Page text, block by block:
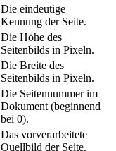
Die eindeutige
Kennung der Seite.
Die Höhe des
Seitenbilds in Pixeln.
Die Breite des
Seitenbilds in Pixeln.
Die Seitennummer im
Dokument (beginnend
bei 0).
Das vorverarbeitete
Quellbild der Seite.